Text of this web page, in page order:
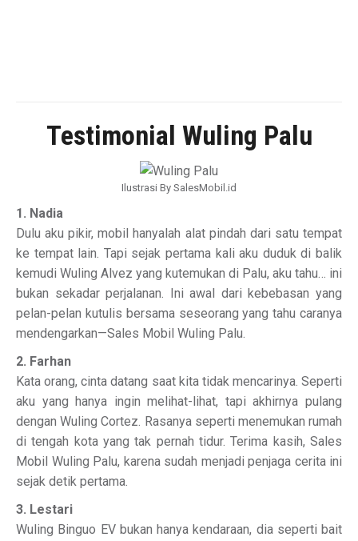
Testimonial Wuling Palu
Ilustrasi By SalesMobil.id
1. Nadia
Dulu aku pikir, mobil hanyalah alat pindah dari satu tempat
ke tempat lain. Tapi sejak pertama kali aku duduk di balik
kemudi Wuling Alvez yang kutemukan di Palu, aku tahu… ini
bukan sekadar perjalanan. Ini awal dari kebebasan yang
pelan-pelan kutulis bersama seseorang yang tahu caranya
mendengarkan—Sales Mobil Wuling Palu.
2. Farhan
Kata orang, cinta datang saat kita tidak mencarinya. Seperti
aku yang hanya ingin melihat-lihat, tapi akhirnya pulang
dengan Wuling Cortez. Rasanya seperti menemukan rumah
di tengah kota yang tak pernah tidur. Terima kasih, Sales
Mobil Wuling Palu, karena sudah menjadi penjaga cerita ini
sejak detik pertama.
3. Lestari
Wuling Binguo EV bukan hanya kendaraan, dia seperti bait